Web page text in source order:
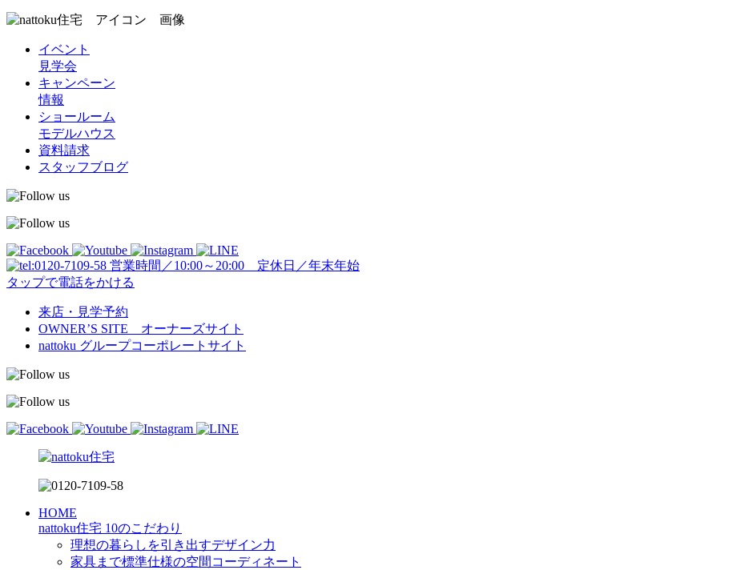
イベント
見学会
キャンペーン
情報
ショールーム
モデルハウス
資料請求
スタッフブログ
営業時間／10:00～20:00 定休日／年末年始
タップで電話をかける
来店・見学予約
OWNER’S SITE オーナーズサイト
nattoku グループコーポレートサイト
HOME
nattoku住宅 10のこだわり
理想の暮らしを引き出すデザイン力
家具まで標準仕様の空間コーディネート